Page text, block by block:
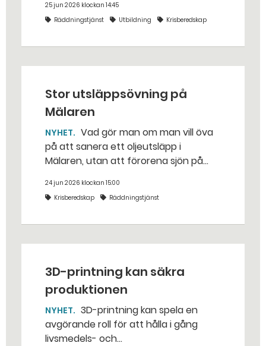
bakhåll, utspridda granater och hot
från livsfarliga drönare i det
25 jun 2026 klockan 14:45
Räddningstjänst
Utbildning Krisberedskap
Stor utsläppsövning på
Mälaren
NYHET
på att sanera ett oljeutsläpp i
Mälaren, utan att förorena sjön på
stället. Det gjorde räddningstjänsten i
Eskilstuna – tio kubikmeter närmare
24 jun 2026 klockan 15:00
Krisberedskap
Räddningstjänst
3D-printning kan säkra
produktionen
NYHET
avgörande roll för att hålla i gång
livsmedels- och